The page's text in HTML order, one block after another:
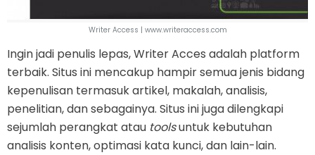
Writer Access | www.writeraccess.com
Ingin jadi penulis lepas, Writer Acces adalah platform
terbaik. Situs ini mencakup hampir semua jenis bidang
kepenulisan termasuk artikel, makalah, analisis,
penelitian, dan sebagainya. Situs ini juga dilengkapi
sejumlah perangkat atau toolsuntuk kebutuhan
analisis konten, optimasi kata kunci, dan lain-lain.